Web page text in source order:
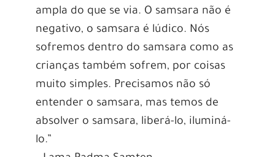
ampla do que se via. O samsara não é
negativo, o samsara é lúdico. Nós
sofremos dentro do samsara como as
crianças também sofrem, por coisas
muito simples. Precisamos não só
entender o samsara, mas temos de
absolver o samsara, liberá-lo, iluminá-
lo.”